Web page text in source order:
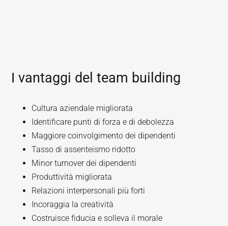
I vantaggi del team building
Cultura aziendale migliorata
Identificare punti di forza e di debolezza
Maggiore coinvolgimento dei dipendenti
Tasso di assenteismo ridotto
Minor turnover dei dipendenti
Produttività migliorata
Relazioni interpersonali più forti
Incoraggia la creatività
Costruisce fiducia e solleva il morale